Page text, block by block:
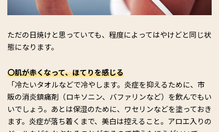
ただの日焼けと思っていても、程度によってはやけどと同じ状
態になります。
〇肌が赤くなって、ほてりを感じる
「冷たいタオルなどで冷やします。炎症を抑えるために、市
販の消炎鎮痛剤（ロキソニン、バファリンなど）を飲んでもい
いでしょう。あとは保湿のために、ワセリンなどを塗っておき
ます。炎症が落ち着くまで、美白は控えること。アロエ入りの